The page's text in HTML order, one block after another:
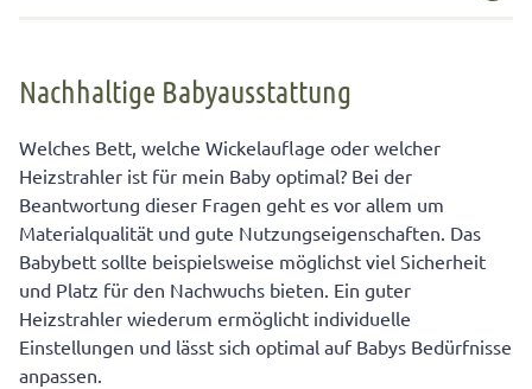
Nachhaltigkeit bei Windeln – Stoffwindeln sind
Nachhaltigkeit bei der Babypflege: Öle einfach selbst
Nachhaltige Babykost: Brei einfach selbst machen
Nachhaltige Babyausstattung
Welches Bett, welche Wickelauflage oder welcher
Heizstrahler ist für mein Baby optimal? Bei der
Beantwortung dieser Fragen geht es vor allem um
Materialqualität und gute Nutzungseigenschaften. Das
Babybett sollte beispielsweise möglichst viel Sicherheit
und Platz für den Nachwuchs bieten. Ein guter
Heizstrahler wiederum ermöglicht individuelle
Einstellungen und lässt sich optimal auf Babys Bedürfnisse
anpassen.